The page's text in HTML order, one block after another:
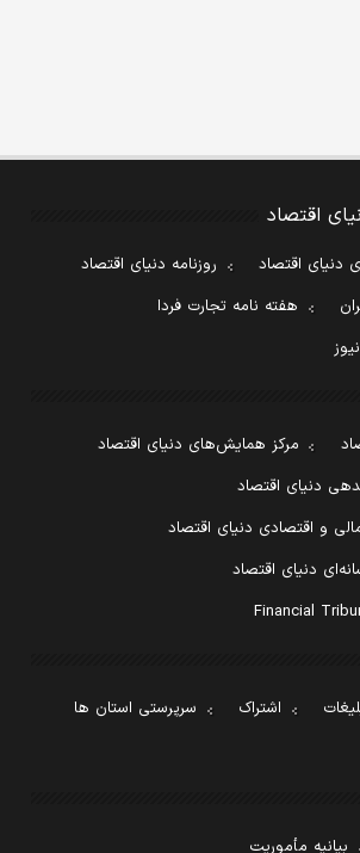
اقتصاد
دنیای اقتصاد
روزنامه دنیای اقتصاد
هفته نامه تجارت فردا
مرکز همایش‌های دنیای اقتصاد
دنیای اقتصاد
و اقتصادی دنیای اقتصاد
دنیای اقتصاد
اشتراک
سرپرستی استان ها
بیانیه مأموریت